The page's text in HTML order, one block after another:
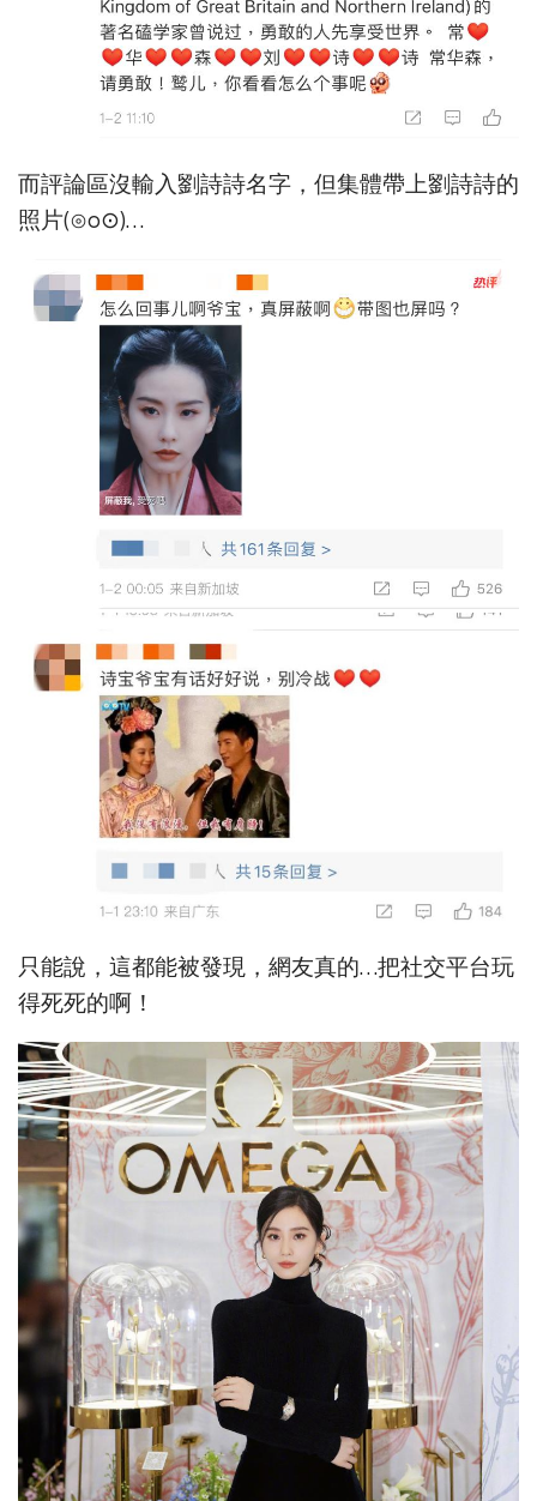
而評論區沒輸入劉詩詩名字，但集體帶上劉詩詩的
照片(⊙o⊙)…
只能說，這都能被發現，網友真的…把社交平台玩
得死死的啊！